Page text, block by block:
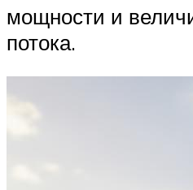
мощности и
потока.